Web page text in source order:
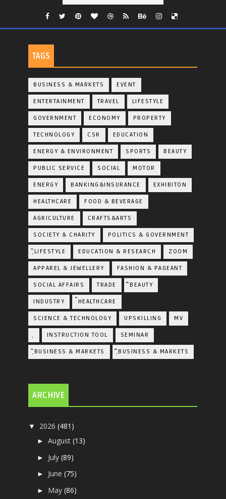
TAGS
BUSINESS & MARKETS EVENT
ENTERTAINMENT TRAVEL LIFESTYLE
GOVERNMENT ECONOMY PROPERTY
TECHNOLOGY CSR EDUCATION
ENERGY & ENVIRONMENT SPORTS BEAUTY
PUBLIC SERVICE SOCIAL MOTOR
ENERGY BANKING&INSURANCE EXHIBITON
HEALTHCARE FOOD & BEVERAGE
AGRICULTURE CRAFTS&ARTS
SOCIETY & CHARITY POLITICS & GOVERNMENT
ฺัLIFESTYLE EDUCATION & RESEARCH ZOOM
APPAREL & JEWELLERY FASHION & PAGEANT
SOCIAL AFFAIRS TRADE ิBEAUTY
INDUSTRY ้HEALTHCARE
SCIENCE & TECHNOLOGY UPSKILLING MV
INSTRUCTION TOOL SEMINAR
ฺัBUSINESS & MARKETS ฺิBUSINESS & MARKETS
ARCHIVE
▼ 2026(481)
►August(13)
► July(89)
► June(75)
► May(86)